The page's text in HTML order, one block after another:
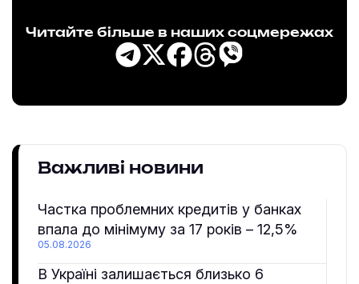
Читайте більше в наших соцмережах
Важливі новини
Частка проблемних кредитів у банках
впала до мінімуму за 17 років – 12,5%
05.08.2026
В Україні залишається близько 6